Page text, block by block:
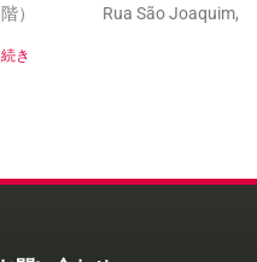
階） Rua São Joaquim,
続き